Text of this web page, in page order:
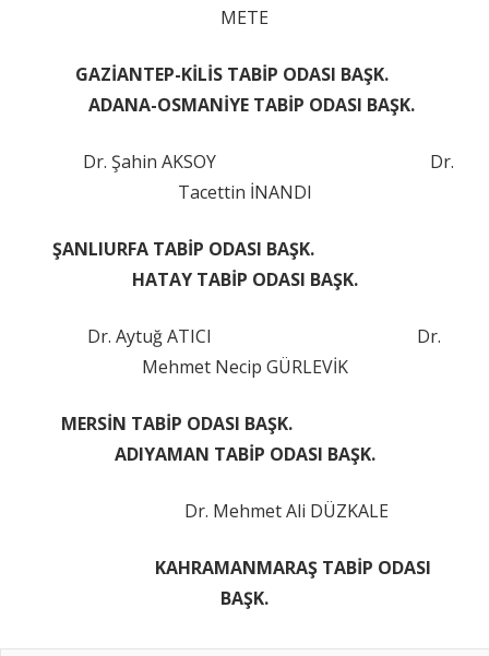
METE
GAZİANTEP-KİLİS TABİP ODASI BAŞK.
ADANA-OSMANİYE TABİP ODASI BAŞK.
Dr. Şahin AKSOY Dr.
Tacettin İNANDI
ŞANLIURFA TABİP ODASI BAŞK.
HATAY TABİP ODASI BAŞK.
Dr. Aytuğ ATICI Dr.
Mehmet Necip GÜRLEVİK
MERSİN TABİP ODASI BAŞK.
ADIYAMAN TABİP ODASI BAŞK.
Dr. Mehmet Ali DÜZKALE
KAHRAMANMARAŞ TABİP ODASI
BAŞK.